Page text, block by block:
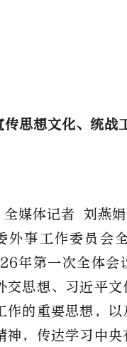
思想文化、统战
全媒体记者 刘燕
事工作委员会
年第一次全体会
交思想、习近平
作的重要思想，
神，传达学习中